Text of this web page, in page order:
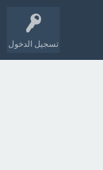
تسجيل الدخول